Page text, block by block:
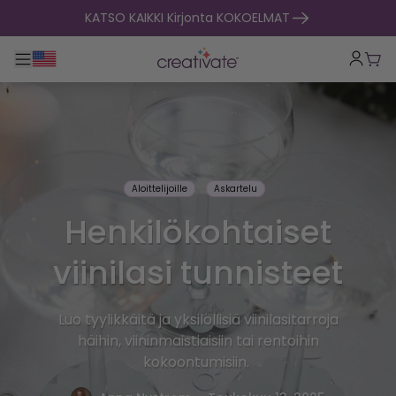
Siirry sisältöönKATSO KAIKKI Kirjonta KOKOELMAT
Toggle päänavigointi
Aloittelijoille Askartelu
Henkilökohtaiset
viinilasi tunnisteet
Luo tyylikkäitä ja yksilöllisiä viinilasitarroja
häihin, viininmaistiaisiin tai rentoihin
kokoontumisiin.